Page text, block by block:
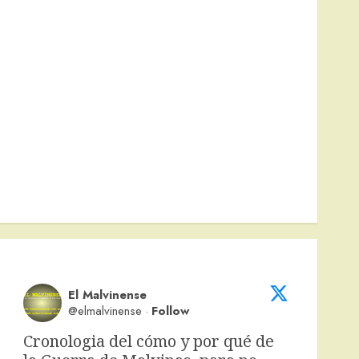
El Malvinense
@elmalvinense · Follow
Cronologia del cómo y por qué de